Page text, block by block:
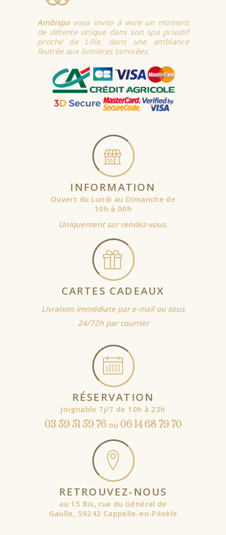
Ambispa vous invite à vivre un moment
de détente unique dans son spa privatif
proche de Lille, dans une ambiance
feutrée aux lumières tamisées.
INFORMATION
Ouvert du Lundi au Dimanche de
10h à 00h
Uniquement sur rendez-vous.
CARTES CADEAUX
Livraison immédiate par e-mail ou sous
24/72h par courrier
RÉSERVATION
Joignable 7j/7 de 10h à 23h
03 59 51 59 76 ou 06 14 68 79 70
RETROUVEZ-NOUS
au 15 Bis, rue du Général de
Gaulle, 59242 Cappelle-en-Pévèle